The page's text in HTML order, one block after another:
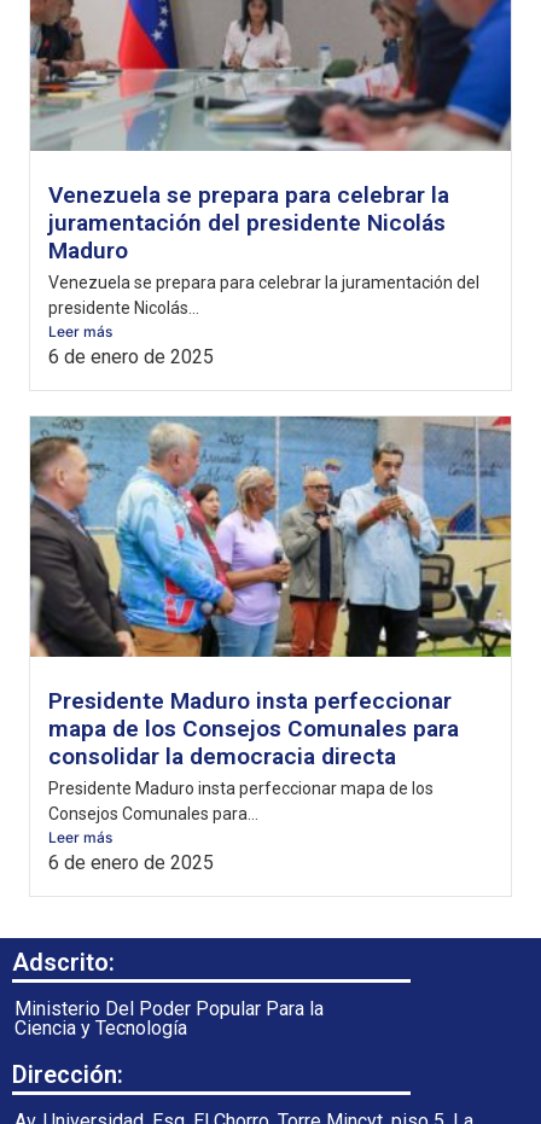
Venezuela se prepara para celebrar la
juramentación del presidente Nicolás
Maduro
Venezuela se prepara para celebrar la juramentación del
presidente Nicolás...
Leer más
6 de enero de 2025
Presidente Maduro insta perfeccionar
mapa de los Consejos Comunales para
consolidar la democracia directa
Presidente Maduro insta perfeccionar mapa de los
Consejos Comunales para...
Leer más
6 de enero de 2025
Adscrito:
Ministerio Del Poder Popular Para la
Ciencia y Tecnología
Dirección: